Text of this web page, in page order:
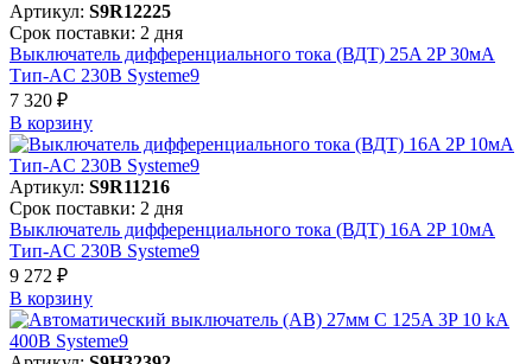
Артикул: S9R12225
Срок поставки: 2 дня
Выключатель дифференциального тока (ВДТ) 25A 2P 30мА
Тип-AC 230В Systeme9
7 320 ₽
В корзинy
Артикул: S9R11216
Срок поставки: 2 дня
Выключатель дифференциального тока (ВДТ) 16A 2P 10мА
Тип-AC 230В Systeme9
9 272 ₽
В корзинy